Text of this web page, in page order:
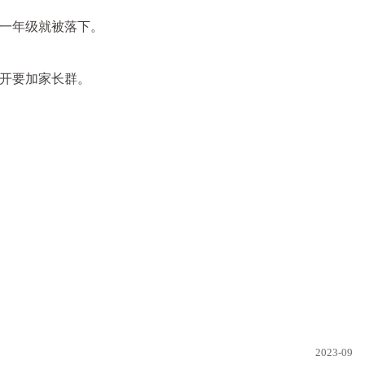
年级就被落下。
要加家长群。
2023-09